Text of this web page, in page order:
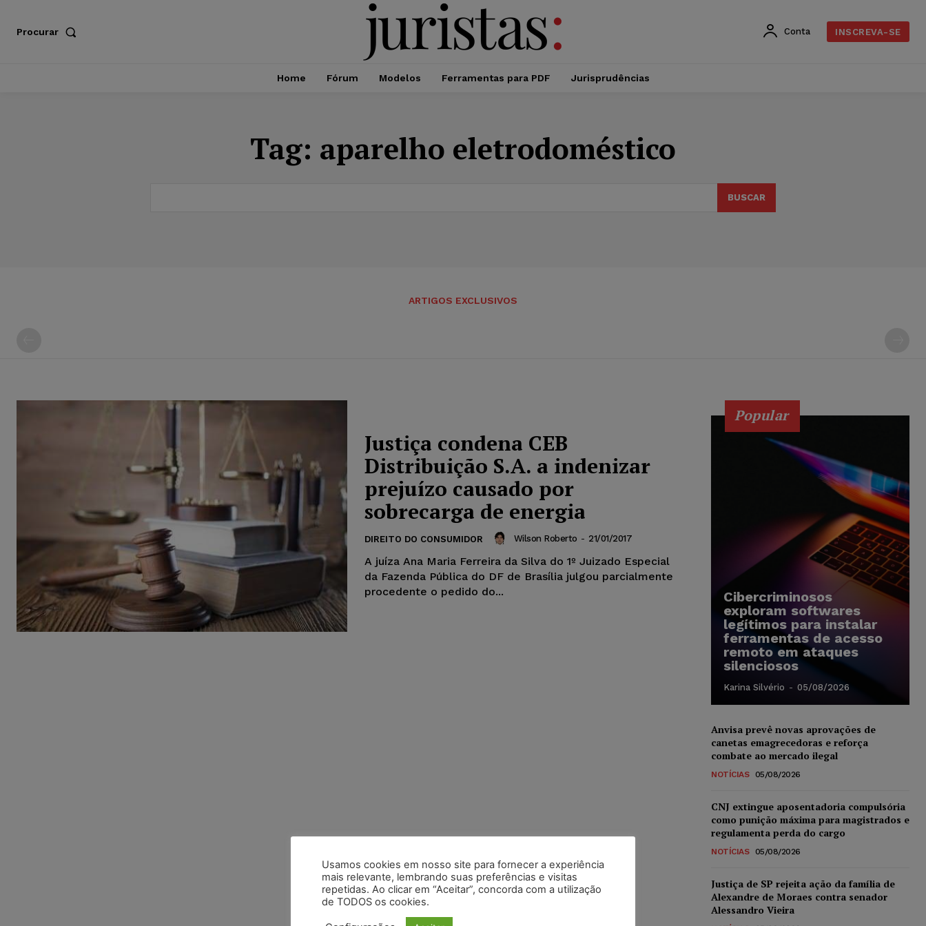
Procurar Conta INSCREVA-SE
Home Fórum Modelos Ferramentas para PDF Jurisprudências
Tag: aparelho eletrodoméstico
BUSCAR
ARTIGOS EXCLUSIVOS
Justiça condena CEB
Distribuição S.A. a indenizar
prejuízo causado por
sobrecarga de energia
DIREITO DO CONSUMIDOR Wilson Roberto - 21/01/2017
A juíza Ana Maria Ferreira da Silva do 1º Juizado Especial
da Fazenda Pública do DF de Brasília julgou parcialmente
procedente o pedido do...
Popular
Cibercriminosos
exploram softwares
legítimos para instalar
ferramentas de acesso
remoto em ataques
silenciosos
Karina Silvério - 05/08/2026
Anvisa prevê novas aprovações de
canetas emagrecedoras e reforça
combate ao mercado ilegal
NOTÍCIAS 05/08/2026
CNJ extingue aposentadoria compulsória
como punição máxima para magistrados e
regulamenta perda do cargo
NOTÍCIAS 05/08/2026
Justiça de SP rejeita ação da família de
Alexandre de Moraes contra senador
Alessandro Vieira
Usamos cookies em nosso site para fornecer a experiência
mais relevante, lembrando suas preferências e visitas
repetidas. Ao clicar em “Aceitar”, concorda com a utilização
de TODOS os cookies.